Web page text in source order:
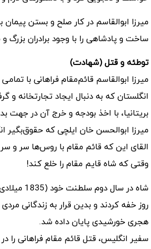
میرزا ابوالقاسم در کار صلح و بستن
ساخت و پادشاهی را با وجود برادران بزرگ
توطئه و قتل (شهادت)
میرزا ابوالقاسم قائم‌مقام فراهانی با
انگلستان که به دنبال ایجاد تجارتخانه و
بریتانیا، با اخذ بودجه و خرج آن در
القای این که قائم مقام با روس‌ها سر و
وقتی که شاه قایم مقام را خلع کند!
شاه در
هجری خورشیدی پایان داده شد.
سفیر انگلیس، قتل قائم مقام فراهانی